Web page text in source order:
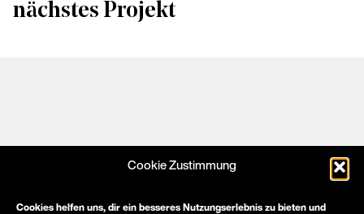
Cookie Zustimmung
Cookies helfen uns, dir ein besseres Nutzungserlebnis zu bieten und
nächstes Projekt